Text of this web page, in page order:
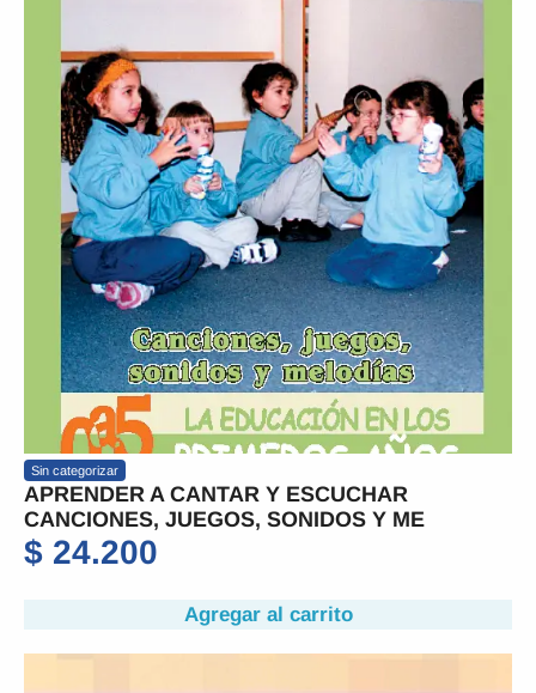
Sin categorizar
APRENDER A CANTAR Y ESCUCHAR
CANCIONES, JUEGOS, SONIDOS Y ME
$ 24.200
Agregar al carrito